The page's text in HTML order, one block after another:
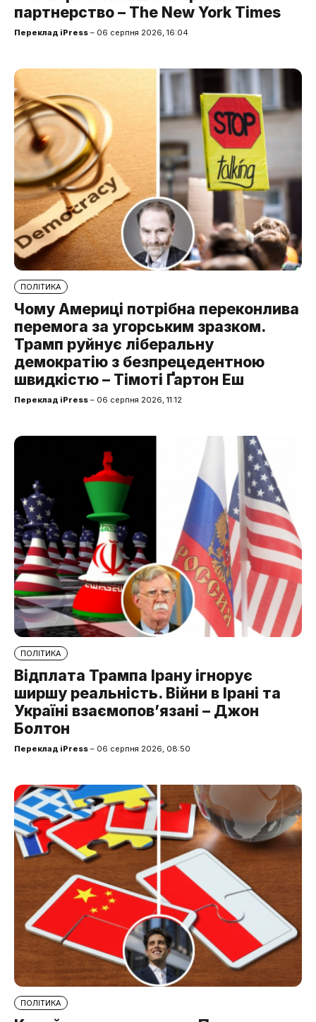
партнерство – The New York Times
Переклад iPress – 06 серпня 2026, 16:04
ПОЛІТИКА
Чому Америці потрібна переконлива
перемога за угорським зразком.
Трамп руйнує ліберальну
демократію з безпрецедентною
швидкістю – Тімоті Ґартон Еш
Переклад iPress – 06 серпня 2026, 11:12
ПОЛІТИКА
Відплата Трампа Ірану ігнорує
ширшу реальність. Війни в Ірані та
Україні взаємопов’язані – Джон
Болтон
Переклад iPress – 06 серпня 2026, 08:50
ПОЛІТИКА